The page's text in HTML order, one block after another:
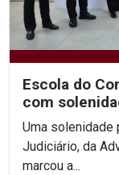
Escola do
com
do...
Uma solenidade
Judiciário, da
marcou a...